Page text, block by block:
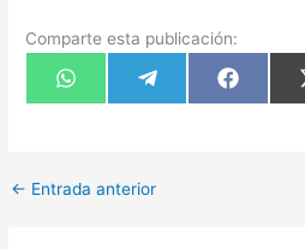
Comparte esta publicación:
Compartir
en
Compartir
en
Compartir
en
← Entrada anterior